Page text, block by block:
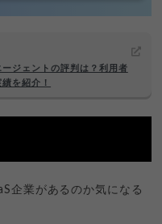
ジェントの評判は？利用者
を紹介！
企業があるのか気になる